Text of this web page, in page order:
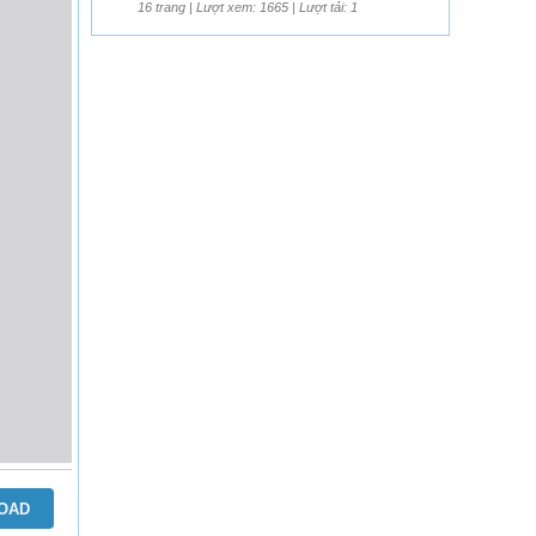
16 trang | Lượt xem: 1665 | Lượt tải: 1